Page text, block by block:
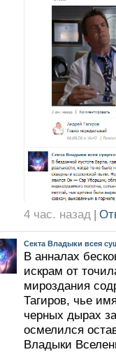
4 час. назад |
Секта Владыки всея
В анналах
искрам от
мироздания
Тагиров, чье
черных дырах
осмелился
Владыки